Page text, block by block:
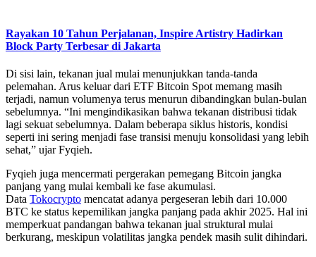
Rayakan 10 Tahun Perjalanan, Inspire Artistry Hadirkan
Block Party Terbesar di Jakarta
Di sisi lain, tekanan jual mulai menunjukkan tanda-tanda
pelemahan. Arus keluar dari ETF Bitcoin Spot memang masih
terjadi, namun volumenya terus menurun dibandingkan bulan-bulan
sebelumnya. “Ini mengindikasikan bahwa tekanan distribusi tidak
lagi sekuat sebelumnya. Dalam beberapa siklus historis, kondisi
seperti ini sering menjadi fase transisi menuju konsolidasi yang lebih
sehat,” ujar Fyqieh.
Fyqieh juga mencermati pergerakan pemegang Bitcoin jangka
panjang yang mulai kembali ke fase akumulasi.
Data Tokocrypto mencatat adanya pergeseran lebih dari 10.000
BTC ke status kepemilikan jangka panjang pada akhir 2025. Hal ini
memperkuat pandangan bahwa tekanan jual struktural mulai
berkurang, meskipun volatilitas jangka pendek masih sulit dihindari.